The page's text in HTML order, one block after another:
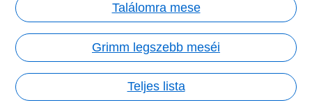
Találomra mese
Grimm legszebb meséi
Teljes lista